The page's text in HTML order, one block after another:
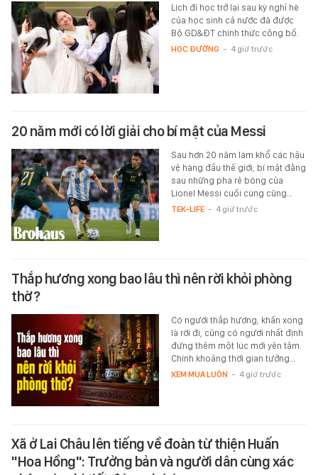
Lịch đi học trở lại sau kỳ nghỉ hè
của học sinh cả nước đã được
Bộ GD&ĐT chính thức công bố.
HỌC ĐƯỜNG - 4 giờ trước
20 năm mới có lời giải cho bí mật của Messi
Sau hơn 20 năm làm khổ các hậu
vệ hàng đầu thế giới, bí mật đằng
sau những pha rê bóng của
Lionel Messi cuối cùng cũng…
TEK-LIFE - 4 giờ trước
Thắp hương xong bao lâu thì nên rời khỏi phòng
thờ?
Có người thắp hương, khấn xong
là rời đi, cũng có người nhất định
đứng thêm một lúc mới yên tâm.
Chính khoảng thời gian tưởng…
XEM MUA LUÔN - 4 giờ trước
Xã ở Lai Châu lên tiếng về đoàn từ thiện Huấn
"Hoa Hồng": Trưởng bản và người dân cùng xác